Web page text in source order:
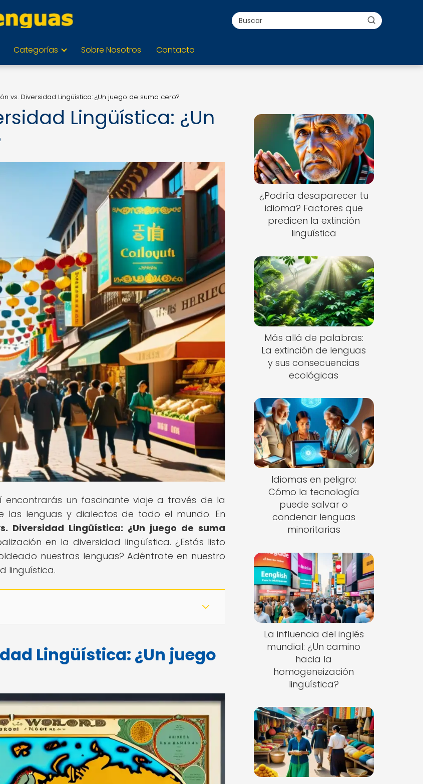
Categorías Sobre Nosotros Contacto
vs. Diversidad Lingüística: ¿Un juego de suma cero?
Lingüística: ¿Un
encontrarás un fascinante viaje a través de la
las lenguas y dialectos de todo el mundo. En
Diversidad Lingüística: ¿Un juego de suma
en la diversidad lingüística. ¿Estás listo
nuestras lenguas? Adéntrate en nuestro
lingüística.
Lingüística: ¿Un juego
¿Podría desaparecer tu
idioma? Factores que
predicen la extinción
lingüística
Más allá de palabras:
La extinción de lenguas
y sus consecuencias
ecológicas
Idiomas en peligro:
Cómo la tecnología
puede salvar o
condenar lenguas
minoritarias
La influencia del inglés
mundial: ¿Un camino
hacia la
homogeneización
lingüística?